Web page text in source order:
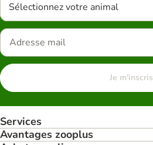
Sélectionnez votre animal
Je m'inscris
Services
Avantages zooplus